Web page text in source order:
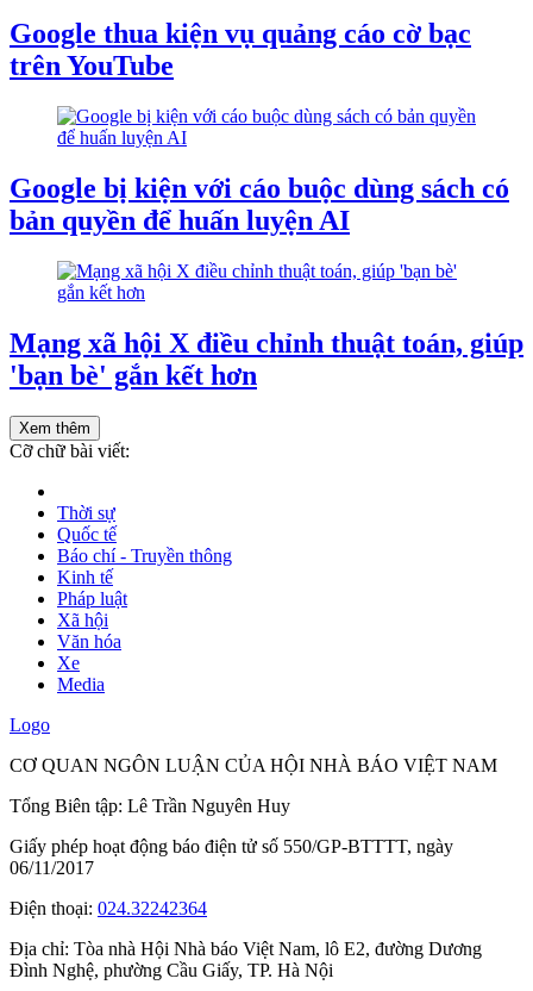
Google thua kiện vụ quảng cáo cờ bạc
trên YouTube
Google bị kiện với cáo buộc dùng sách có
bản quyền để huấn luyện AI
Mạng xã hội X điều chỉnh thuật toán, giúp
'bạn bè' gắn kết hơn
Xem thêm
Cỡ chữ bài viết:
Thời sự
Quốc tế
Báo chí - Truyền thông
Kinh tế
Pháp luật
Xã hội
Văn hóa
Xe
Media
Logo
CƠ QUAN NGÔN LUẬN CỦA HỘI NHÀ BÁO VIỆT NAM
Tổng Biên tập: Lê Trần Nguyên Huy
Giấy phép hoạt động báo điện tử số 550/GP-BTTTT, ngày
06/11/2017
Điện thoại: 024.32242364
Địa chỉ: Tòa nhà Hội Nhà báo Việt Nam, lô E2, đường Dương
Đình Nghệ, phường Cầu Giấy, TP. Hà Nội